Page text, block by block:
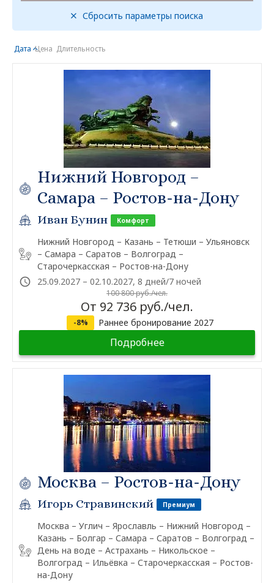
Сбросить параметры поиска
Дата Цена Длительность
Нижний Новгород –
Самара – Ростов-на-Дону
Иван Бунин Комфорт
Нижний Новгород – Казань – Тетюши – Ульяновск
– Самара – Саратов – Волгоград –
Старочеркасская – Ростов-на-Дону
25.09.2027 – 02.10.2027, 8 дней/7 ночей
100 800 руб./чел.
От 92 736 руб./чел.
-8% Раннее бронирование 2027
Подробнее
Москва – Ростов-на-Дону
Игорь Стравинский Премиум
Москва – Углич – Ярославль – Нижний Новгород –
Казань – Болгар – Самара – Саратов – Волгоград –
День на воде – Астрахань – Никольское –
Волгоград – Ильёвка – Старочеркасская – Ростов-
на-Дону